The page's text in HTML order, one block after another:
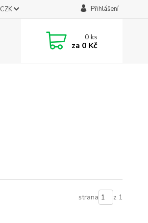
CZK Přihlášení
0ks
za 0 Kč
strana z 1